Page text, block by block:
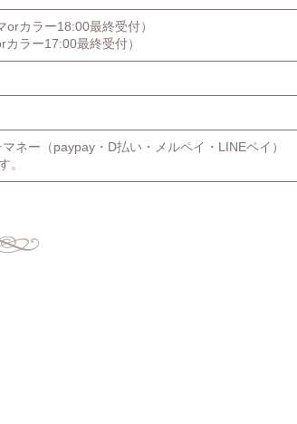
orカラー18:00最終受付）
カラー17:00最終受付）
ネー（paypay・D払い・メルペイ・LINEペイ）
。